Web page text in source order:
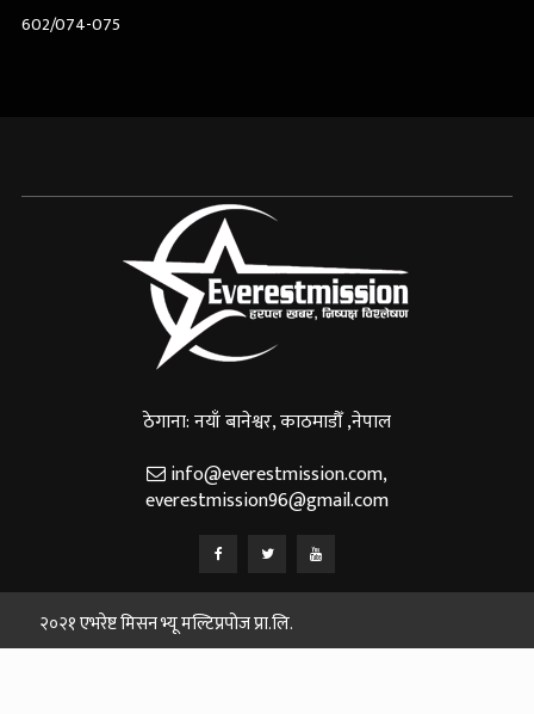
602/074-075
ठेगाना: नयाँ बानेश्वर, काठमाडौँ ,नेपाल
info@everestmission.com,
everestmission96@gmail.com
२०२१ एभरेष्ट मिसन भ्यू मल्टिप्रपोज प्रा.लि.